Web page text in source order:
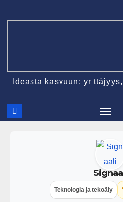
Ideasta kasvuun:
Teknologia ja tekoäly